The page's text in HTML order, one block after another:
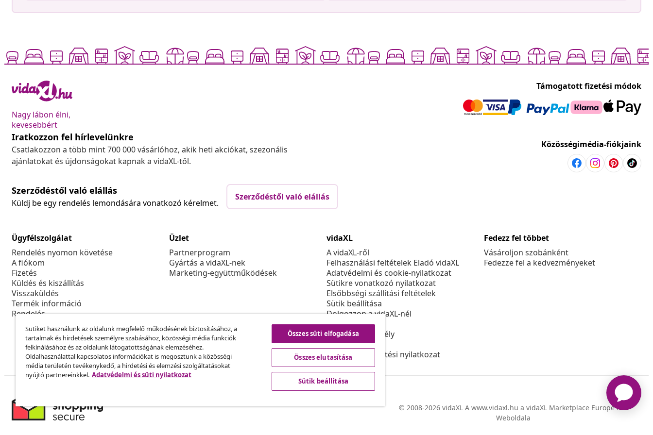
Nagy lábon élni,
kevesebbért
Támogatott fizetési módok
Iratkozzon fel hírlevelünkre
Csatlakozzon a több mint 700 000 vásárlóhoz, akik heti akciókat, szezonális
ajánlatokat és újdonságokat kapnak a vidaXL-től.
Közösségimédia-fiókjaink
Szerződéstől való elállás
Küldj be egy rendelés lemondására vonatkozó kérelmet.
Szerződéstől való elállás
Ügyfélszolgálat
Rendelés nyomon követése
A fiókom
Fizetés
Küldés és kiszállítás
Visszaküldés
Termék információ
Rendelés
Üzlet
Partnerprogram
Gyártás a vidaXL-nek
Marketing-együttműködések
vidaXL
A vidaXL-ről
Felhasználási feltételek Eladó vidaXL
Adatvédelmi és cookie-nyilatkozat
Sütikre vonatkozó nyilatkozat
Elsőbbségi szállítási feltételek
Sütik beállítása
Dolgozzon a vidaXL-nél
Biztonsági
EU felelős személy
Politikával EPR
Akadálymentesítési nyilatkozat
Fedezz fel többet
Vásároljon szobánként
Fedezze fel a kedvezményeket
© 2008-2026 vidaXL A www.vidaxl.hu a vidaXL Marketplace Europe B.V.
Weboldala
Sütiket használunk az oldalunk megfelelő működésének biztosításához, a
tartalmak és hirdetések személyre szabásához, közösségi média funkciók
felkínálásához és az oldalunk látogatottságának elemzéséhez.
Oldalhasználattal kapcsolatos információkat is megosztunk a közösségi
média területén tevékenykedő, a hirdetési és elemzési szolgáltatásokat
nyújtó partnereinkkel. Adatvédelmi és süti nyilatkozat
Összes süti elfogadása
Összes elutasítása
Sütik beállítása